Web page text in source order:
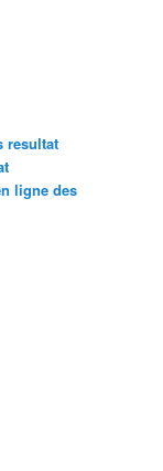
resultat
ligne des